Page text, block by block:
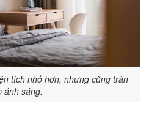
tích nhỏ hơn, nhưng cũng tràn
ánh sáng.